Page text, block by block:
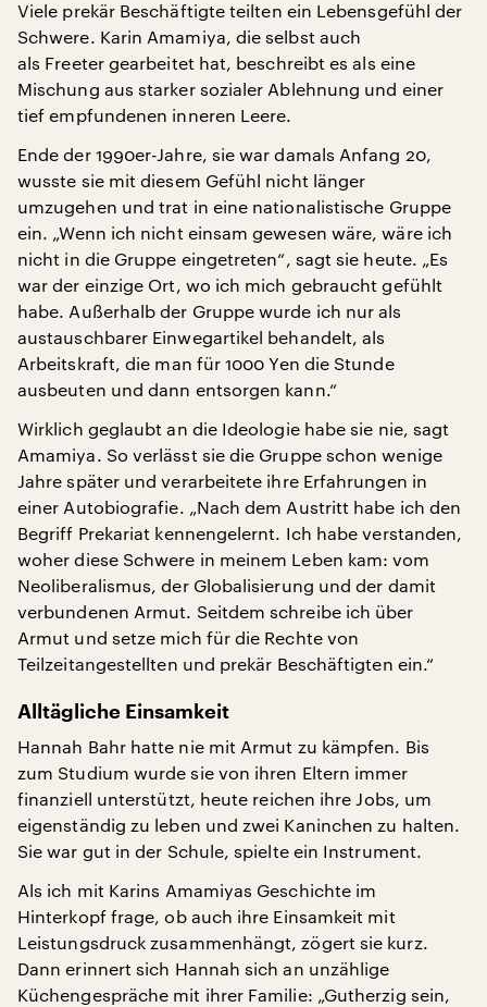
Viele prekär Beschäftigte teilten ein Lebensgefühl der
Schwere. Karin Amamiya, die selbst auch
als Freeter gearbeitet hat, beschreibt es als eine
Mischung aus starker sozialer Ablehnung und einer
tief empfundenen inneren Leere.
Ende der 1990er-Jahre, sie war damals Anfang 20,
wusste sie mit diesem Gefühl nicht länger
umzugehen und trat in eine nationalistische Gruppe
ein. „Wenn ich nicht einsam gewesen wäre, wäre ich
nicht in die Gruppe eingetreten“, sagt sie heute. „Es
war der einzige Ort, wo ich mich gebraucht gefühlt
habe. Außerhalb der Gruppe wurde ich nur als
austauschbarer Einwegartikel behandelt, als
Arbeitskraft, die man für 1000 Yen die Stunde
ausbeuten und dann entsorgen kann.“
Wirklich geglaubt an die Ideologie habe sie nie, sagt
Amamiya. So verlässt sie die Gruppe schon wenige
Jahre später und verarbeitete ihre Erfahrungen in
einer Autobiografie. „Nach dem Austritt habe ich den
Begriff Prekariat kennengelernt. Ich habe verstanden,
woher diese Schwere in meinem Leben kam: vom
Neoliberalismus, der Globalisierung und der damit
verbundenen Armut. Seitdem schreibe ich über
Armut und setze mich für die Rechte von
Teilzeitangestellten und prekär Beschäftigten ein.“
Alltägliche Einsamkeit
Hannah Bahr hatte nie mit Armut zu kämpfen. Bis
zum Studium wurde sie von ihren Eltern immer
finanziell unterstützt, heute reichen ihre Jobs, um
eigenständig zu leben und zwei Kaninchen zu halten.
Sie war gut in der Schule, spielte ein Instrument.
Als ich mit Karins Amamiyas Geschichte im
Hinterkopf frage, ob auch ihre Einsamkeit mit
Leistungsdruck zusammenhängt, zögert sie kurz.
Dann erinnert sich Hannah sich an unzählige
Küchengespräche mit ihrer Familie: „Gutherzig sein,